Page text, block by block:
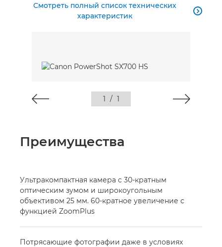
Смотреть полный список технических
характеристик

1 / 1
Преимущества
Ультракомпактная камера с 30-кратным
оптическим зумом и широкоугольным
объективом 25 мм. 60-кратное увеличение с
функцией ZoomPlus
Потрясающие фотографии даже в условиях